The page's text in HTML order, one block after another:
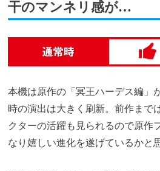
干のマンネリ感が…
本機は原作の「冥王ハーデス編」
時の演出は大きく刷新。前作まで
クターの活躍も見られるので原作
なり嬉しい進化を遂げているかと